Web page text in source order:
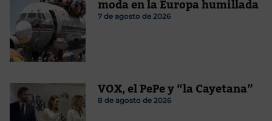
moda en la Europa humillada
7 de agosto de 2026
VOX, el PePe y “la Cayetana”
8 de agosto de 2026